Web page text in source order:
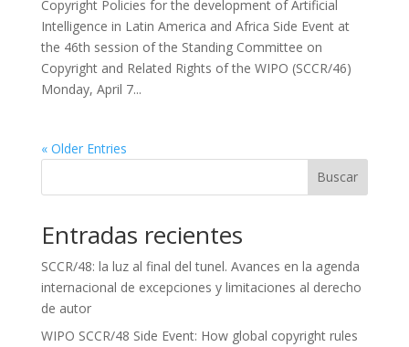
Copyright Policies for the development of Artificial
Intelligence in Latin America and Africa Side Event at
the 46th session of the Standing Committee on
Copyright and Related Rights of the WIPO (SCCR/46)
Monday, April 7...
« Older Entries
Buscar
Entradas recientes
SCCR/48: la luz al final del tunel. Avances en la agenda
internacional de excepciones y limitaciones al derecho
de autor
WIPO SCCR/48 Side Event: How global copyright rules